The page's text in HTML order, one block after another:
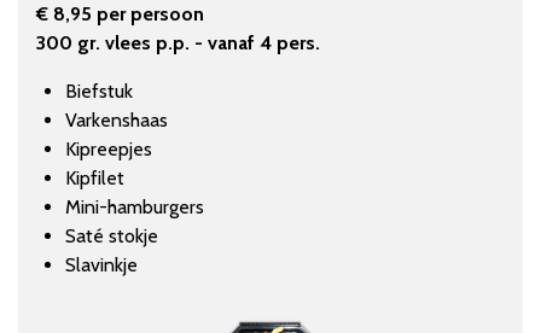
€ 8,95 per persoon
300 gr. vlees p.p. - vanaf 4 pers.
Biefstuk
Varkenshaas
Kipreepjes
Kipfilet
Mini-hamburgers
Saté stokje
Slavinkje